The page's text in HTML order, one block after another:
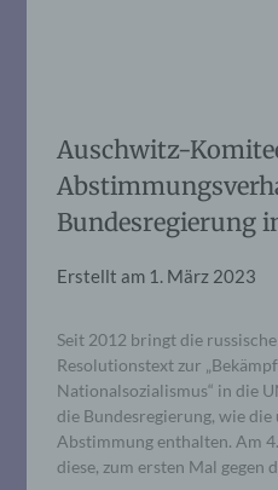
Auschwitz-
Bundesregierung
Erstellt am 1. März 2023
Seit 2012 bringt die
Resolutionstext zur
Nationalsozialismus“ in die
die Bundesregierung, wie die
Abstimmung enthalten. Am
diese, zum ersten Mal gegen